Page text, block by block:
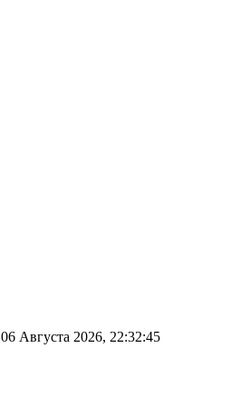
06 Августа 2026, 22:32:45